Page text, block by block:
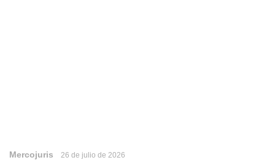
Mercojuris 26 de julio de 2026